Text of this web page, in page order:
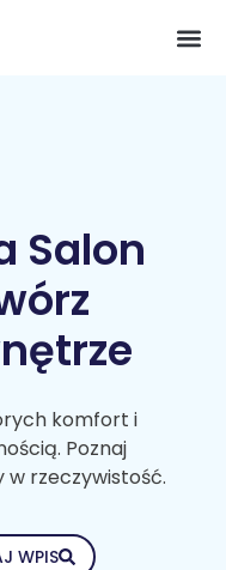
Salon
komfort i
Poznaj
w rzeczywistość.
WPIS